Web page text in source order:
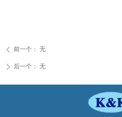
ꄴ 前一个： 无
ꄲ 后一个： 无